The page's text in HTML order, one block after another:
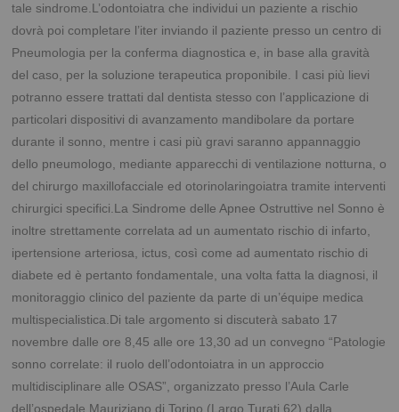
tale sindrome.L’odontoiatra che individui un paziente a rischio
dovrà poi completare l’iter inviando il paziente presso un centro di
Pneumologia per la conferma diagnostica e, in base alla gravità
del caso, per la soluzione terapeutica proponibile. I casi più lievi
potranno essere trattati dal dentista stesso con l’applicazione di
particolari dispositivi di avanzamento mandibolare da portare
durante il sonno, mentre i casi più gravi saranno appannaggio
dello pneumologo, mediante apparecchi di ventilazione notturna, o
del chirurgo maxillofacciale ed otorinolaringoiatra tramite interventi
chirurgici specifici.La Sindrome delle Apnee Ostruttive nel Sonno è
inoltre strettamente correlata ad un aumentato rischio di infarto,
ipertensione arteriosa, ictus, così come ad aumentato rischio di
diabete ed è pertanto fondamentale, una volta fatta la diagnosi, il
monitoraggio clinico del paziente da parte di un’équipe medica
multispecialistica.Di tale argomento si discuterà sabato 17
novembre dalle ore 8,45 alle ore 13,30 ad un convegno “Patologie
sonno correlate: il ruolo dell’odontoiatra in un approccio
multidisciplinare alle OSAS”, organizzato presso l’Aula Carle
dell’ospedale Mauriziano di Torino (Largo Turati 62) dalla